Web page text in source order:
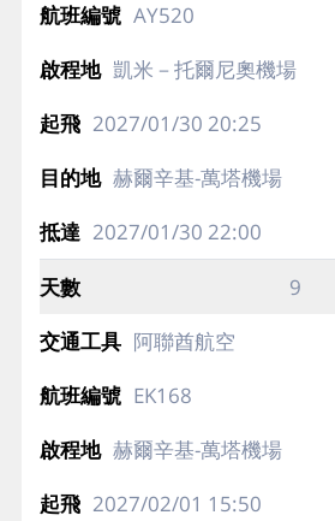
AY520
凱米－托爾尼奧機場
2027/01/30 20:25
赫爾辛基-萬塔機場
2027/01/30 22:00
9
阿聯酋航空
EK168
赫爾辛基-萬塔機場
2027/02/01 15:50